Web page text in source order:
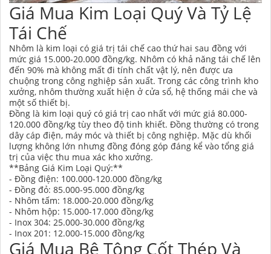
Giá Mua Kim Loại Quý Và Tỷ Lệ
Tái Chế
Nhôm là kim loại có giá trị tái chế cao thứ hai sau đồng với
mức giá 15.000-20.000 đồng/kg. Nhôm có khả năng tái chế lên
đến 90% mà không mất đi tính chất vật lý, nên được ưa
chuộng trong công nghiệp sản xuất. Trong các công trình kho
xưởng, nhôm thường xuất hiện ở cửa sổ, hệ thống mái che và
một số thiết bị.
Đồng là kim loại quý có giá trị cao nhất với mức giá 80.000-
120.000 đồng/kg tùy theo độ tinh khiết. Đồng thường có trong
dây cáp điện, máy móc và thiết bị công nghiệp. Mặc dù khối
lượng không lớn nhưng đồng đóng góp đáng kể vào tổng giá
trị của việc thu mua xác kho xưởng.
**Bảng Giá Kim Loại Quý:**
- Đồng điện: 100.000-120.000 đồng/kg
- Đồng đỏ: 85.000-95.000 đồng/kg
- Nhôm tấm: 18.000-20.000 đồng/kg
- Nhôm hộp: 15.000-17.000 đồng/kg
- Inox 304: 25.000-30.000 đồng/kg
- Inox 201: 12.000-15.000 đồng/kg
Giá Mua Bê Tông Cốt Thép Và